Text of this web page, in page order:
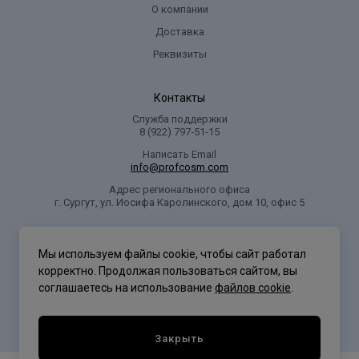
количеством проточной воды. Работать в перчатках. Хранить в
плотно закрытом виде, в прохладном месте, вдали от
парафиновая жидкость (минеральное масло), лауриловый
гексилдеканол, глюконат натрия, этидроновая кислота,
рис. протеины, экстракт корня женьшеня, бензиловый спирт,
феноксиэтанол, сорбат калия, бензоат натрия,
этилгексилглицерин, диацетат тетранатриевого глутамата
О компании
Доставка
Реквизиты
Контакты
Служба поддержки
8 (922) 797‑51-15
Написать Email
info@profcosm.com
Адрес регионального офиса
г. Сургут, ул. Иосифа Каролинского, дом 10, офис 5
Мы используем файлы cookie, чтобы сайт работал
корректно. Продолжая пользоваться сайтом, вы
соглашаетесь на использование файлов cookie
Закрыть